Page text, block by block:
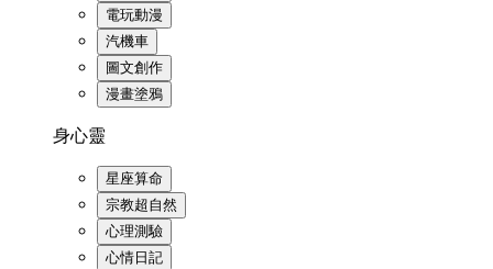
電玩動漫
汽機車
圖文創作
漫畫塗鴉
身心靈
星座算命
宗教超自然
心理測驗
心情日記